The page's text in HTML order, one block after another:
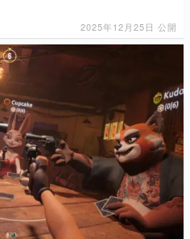
2025年12月25日 公開